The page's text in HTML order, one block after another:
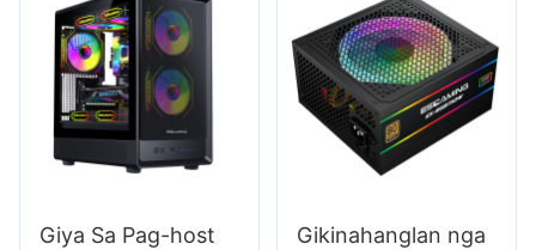
Giya Sa Pag-host
Gikinahanglan nga